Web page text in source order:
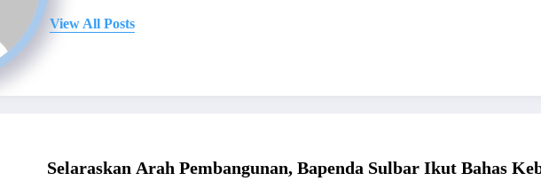
View All Posts
Selaraskan Arah Pembangunan, Bapenda Sulbar Ikut Bahas